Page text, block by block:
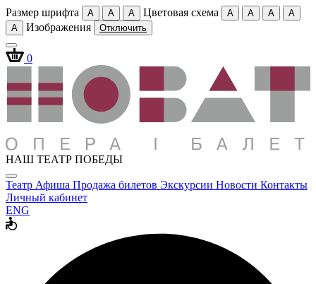
Размер шрифта A A A Цветовая схема A A A
A
A
Изображения Отключить
0
НАШ ТЕАТР ПОБЕДЫ
Театр Афиша Продажа билетов Экскурсии Новости Контакты
Личный кабинет
ENG